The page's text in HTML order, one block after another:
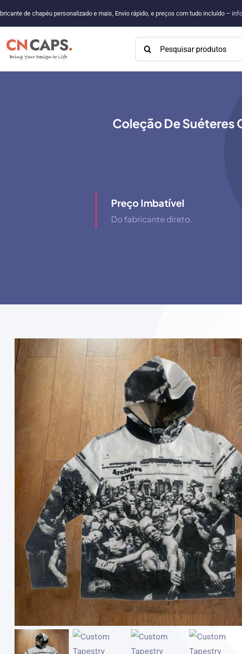
conteúdo
de chapéu personalizado e mais, Envio rápido, e preços com tudo incluído –
Procurar:
Coleção De Suéteres
Preço Imbatível
Do fabricante direto.